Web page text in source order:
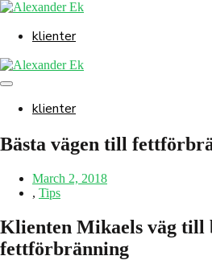
Skip
contentklienter
Menu
Toggleklienter
Bästa vägen till
March 2, 2018
, Tips
Klienten Mikaels väg till
fettförbränning